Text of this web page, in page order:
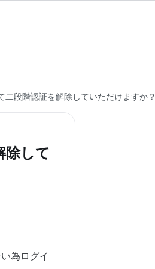
段階認証を解除していただけますか？
除して
為ログイ